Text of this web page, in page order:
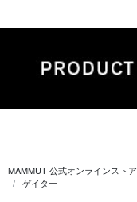
MAMMUT 公式オンラインストア
ゲイター